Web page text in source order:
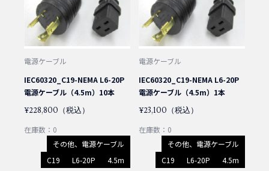
電源ケーブル
IEC60320_C19-NEMA L6-20P
電源ケーブル（4.5m）10本
¥228,800（税込）
在庫数：0
その他、電源ケーブル
C19
L6-20P 4.5m
電源ケーブル
IEC60320_C19-NEMA L6-20P
電源ケーブル（4.5m）1本
¥23,100（税込）
在庫数：0
その他、電源ケーブル
C19
L6-20P 4.5m